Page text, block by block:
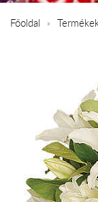
Főoldal